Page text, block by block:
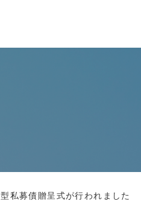
私募債贈呈式が行われました